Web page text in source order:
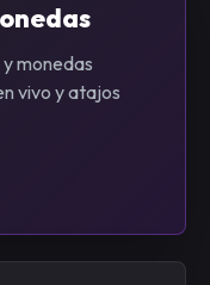
monedas
vivo y atajos